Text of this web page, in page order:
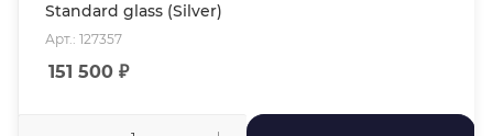
Standard glass (Silver)
Арт.: 127357
151 500 ₽